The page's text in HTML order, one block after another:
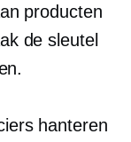
producten
de sleutel
hanteren